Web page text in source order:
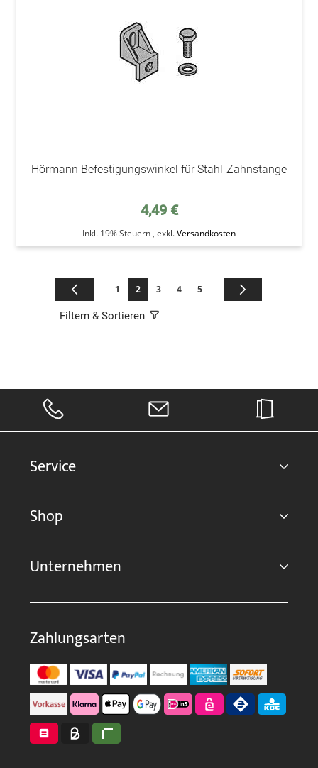
Hörmann Befestigungswinkel für Stahl-Zahnstange
4,49 €
Inkl. 19% Steuern , exkl.Versandkosten
Seite ZurückSeite
1 Sie lesen gerade die Seite
2 Seite
3 Seite
4 Seite
5
Filtern & Sortieren
Service
Shop
Unternehmen
Zahlungsarten